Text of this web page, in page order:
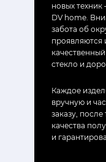
новых
DV home.
забота об
проявляются
стекло и
Каждое
вручную и
заказу,
качества
и